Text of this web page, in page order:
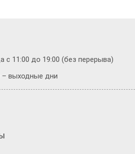
с 11:00 до 19:00 (без перерыва)
– выходные дни